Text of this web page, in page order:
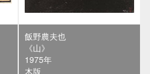
飯野農夫也
《山》
1975年
木版